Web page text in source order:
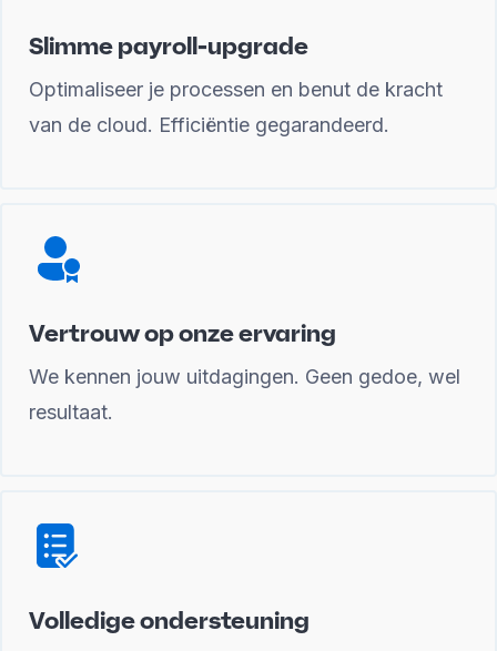
Slimme payroll-upgrade
Optimaliseer je processen en benut de kracht
van de cloud. Efficiëntie gegarandeerd.
Vertrouw op onze ervaring
We kennen jouw uitdagingen. Geen gedoe, wel
resultaat.
Volledige ondersteuning